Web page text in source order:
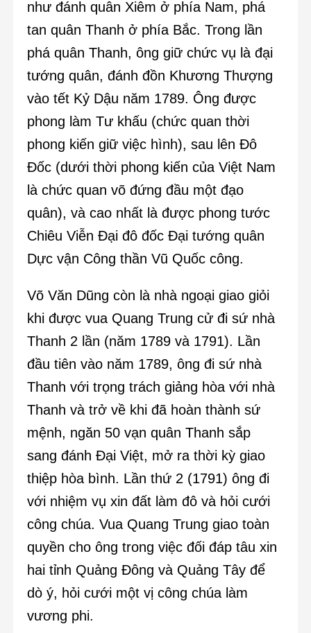
như đánh quân Xiêm ở phía Nam, phá
tan quân Thanh ở phía Bắc. Trong lần
phá quân Thanh, ông giữ chức vụ là đại
tướng quân, đánh đồn Khương Thượng
vào tết Kỷ Dậu năm 1789. Ông được
phong làm Tư khấu (chức quan thời
phong kiến giữ việc hình), sau lên Đô
Đốc (dưới thời phong kiến của Việt Nam
là chức quan võ đứng đầu một đạo
quân), và cao nhất là được phong tước
Chiêu Viễn Đại đô đốc Đại tướng quân
Dực vận Công thần Vũ Quốc công.
Võ Văn Dũng còn là nhà ngoại giao giỏi
khi được vua Quang Trung cử đi sứ nhà
Thanh 2 lần (năm 1789 và 1791). Lần
đầu tiên vào năm 1789, ông đi sứ nhà
Thanh với trọng trách giảng hòa với nhà
Thanh và trở về khi đã hoàn thành sứ
mệnh, ngăn 50 vạn quân Thanh sắp
sang đánh Đại Việt, mở ra thời kỳ giao
thiệp hòa bình. Lần thứ 2 (1791) ông đi
với nhiệm vụ xin đất làm đô và hỏi cưới
công chúa. Vua Quang Trung giao toàn
quyền cho ông trong việc đối đáp tâu xin
hai tỉnh Quảng Đông và Quảng Tây để
dò ý, hỏi cưới một vị công chúa làm
vương phi.